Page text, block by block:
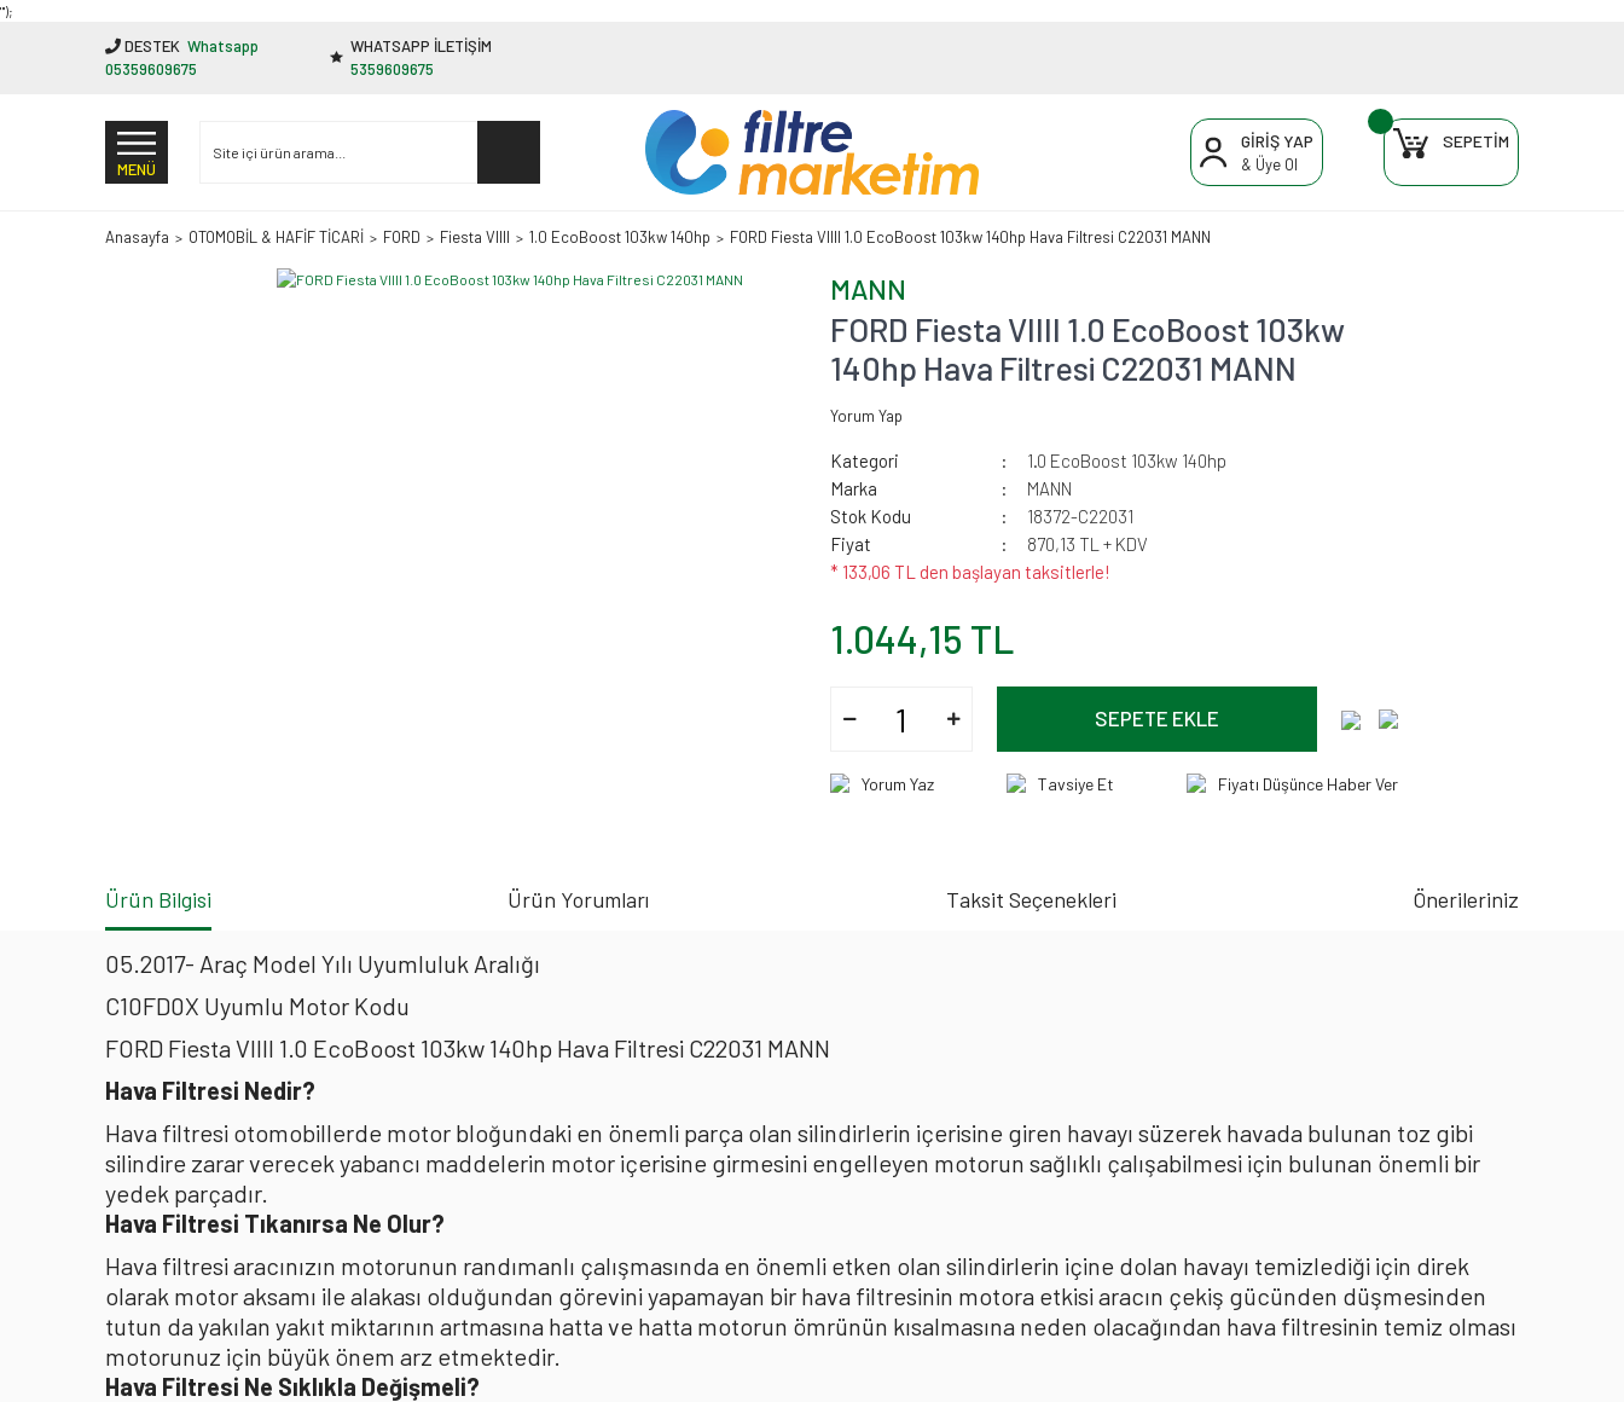
"');
DESTEK Whatsapp
05359609675
WHATSAPP İLETİŞİM
5359609675
MENÜ
GİRİŞ YAP
& Üye Ol
SEPETİM
Anasayfa OTOMOBİL & HAFİF TİCARİ FORD Fiesta VIIII 1.0 EcoBoost 103kw 140hp FORD Fiesta VIIII 1.0 EcoBoost 103kw 140hp Hava Filtresi C22031 MANN
MANN
FORD Fiesta VIIII 1.0 EcoBoost 103kw
140hp Hava Filtresi C22031 MANN
Yorum Yap
Kategori
1.0 EcoBoost 103kw 140hp
Marka
MANN
Stok Kodu
18372-C22031
Fiyat
870,13 TL + KDV
* 133,06 TL den başlayan taksitlerle!
1.044,15 TL
SEPETE EKLE
Yorum Yaz Tavsiye Et Fiyatı Düşünce Haber Ver
Ürün Bilgisi Ürün Yorumları Taksit Seçenekleri Önerileriniz
05.2017- Araç Model Yılı Uyumluluk Aralığı
C10FD0X Uyumlu Motor Kodu
FORD Fiesta VIIII 1.0 EcoBoost 103kw 140hp Hava Filtresi C22031 MANN
Hava Filtresi Nedir?
Hava filtresi otomobillerde motor bloğundaki en önemli parça olan silindirlerin içerisine giren havayı süzerek havada bulunan toz gibi
silindire zarar verecek yabancı maddelerin motor içerisine girmesini engelleyen motorun sağlıklı çalışabilmesi için bulunan önemli bir
yedek parçadır.
Hava Filtresi Tıkanırsa Ne Olur?
Hava filtresi aracınızın motorunun randımanlı çalışmasında en önemli etken olan silindirlerin içine dolan havayı temizlediği için direk
olarak motor aksamı ile alakası olduğundan görevini yapamayan bir hava filtresinin motora etkisi aracın çekiş gücünden düşmesinden
tutun da yakılan yakıt miktarının artmasına hatta ve hatta motorun ömrünün kısalmasına neden olacağından hava filtresinin temiz olması
motorunuz için büyük önem arz etmektedir.
Hava Filtresi Ne Sıklıkla Değişmeli?